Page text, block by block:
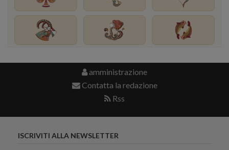
amministrazione
Contatta la redazione
Rss
ISCRIVITI ALLA NEWSLETTER